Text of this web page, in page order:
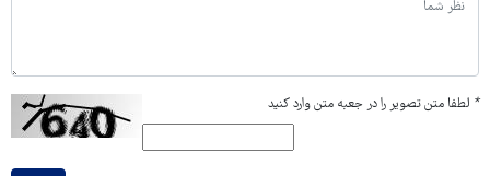
* لطفا متن تصویر را در جعبه متن وارد کنید